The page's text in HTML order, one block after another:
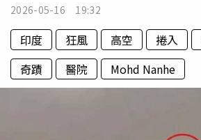
2026-05-16 19:32
印度 狂風 高空 捲入
奇蹟
醫院 Mohd Nanhe